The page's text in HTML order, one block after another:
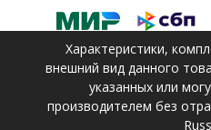
Xарактеристики,
внешний вид данного
указанных или
производителем без